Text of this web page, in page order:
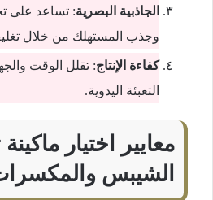
الجاذبية البصرية: تساعد على
وجذب المستهلك من خلال
كفاءة الإنتاج: تقلل الوقت
التعبئة اليدوية.
معايير اختيار
الشيبس